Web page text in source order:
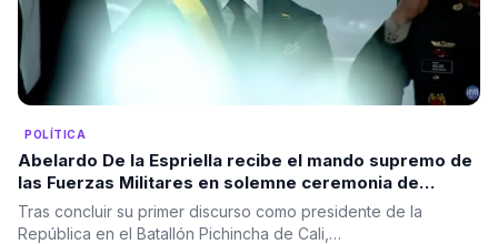
POLÍTICA
Abelardo De la Espriella recibe el mando supremo de
las Fuerzas Militares en solemne ceremonia de
reconocimiento de tropas
Tras concluir su primer discurso como presidente de la
República en el Batallón Pichincha de Cali,…